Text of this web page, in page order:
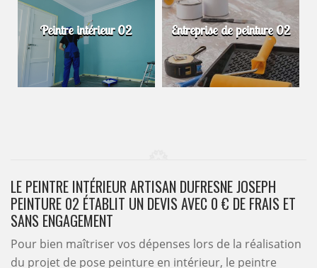
Peintre intérieur 02 Entreprise de peinture 02
LE PEINTRE INTÉRIEUR ARTISAN DUFRESNE JOSEPH
PEINTURE 02 ÉTABLIT UN DEVIS AVEC 0 € DE FRAIS ET
SANS ENGAGEMENT
Pour bien maîtriser vos dépenses lors de la réalisation
du projet de pose peinture en intérieur, le peintre